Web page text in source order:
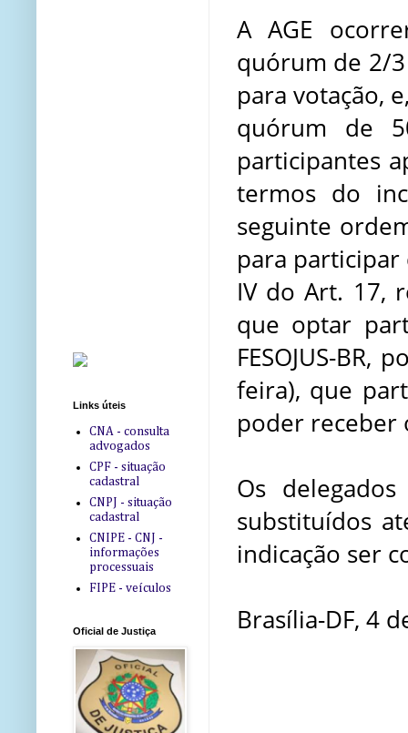
A AGE
quórum de 2/
para votação,
quórum de
participantes
termos do
seguinte
para participar
IV do Art. 17,
que optar
FESOJUS-
feira), que
poder receber
Os
substituídos
indicação ser
Brasília-DF, 4
Links úteis
CNA - consulta
advogados
CPF - situação
cadastral
CNPJ - situação
cadastral
CNIPE - CNJ -
informações
processuais
FIPE - veículos
Oficial de Justiça